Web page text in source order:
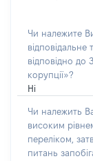
Чи належите
відповідно до
корупції»?
Ні
Чи належить
високим
переліком,
питань